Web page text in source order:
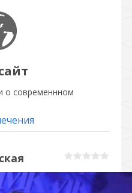
о современнном